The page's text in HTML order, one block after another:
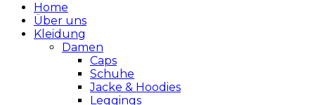
Home
Über uns
Kleidung
Damen
Caps
Schuhe
Jacke & Hoodies
Leggings